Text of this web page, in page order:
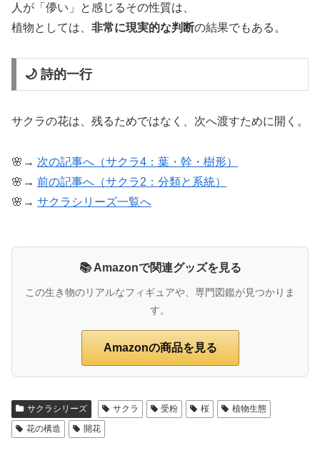
人が「儚い」と感じるその性質は、
植物としては、 非常に現実的な判断の結果でもある。
🌙 詩的一行
サクラの花は、残るためではなく、次へ渡すために開く。
🌸→ 次の記事へ（サクラ4：葉・幹・樹形）
🌸→ 前の記事へ（サクラ2：分類と系統）
🌸→ サクラシリーズ一覧へ
📚 Amazonで関連グッズを見る
この生き物のリアルなフィギュアや、専門図鑑が見つかりま
す。
Amazonの商品を見る
サクラシリーズ サクラ 受粉 桜
植物生態
花の構造
開花